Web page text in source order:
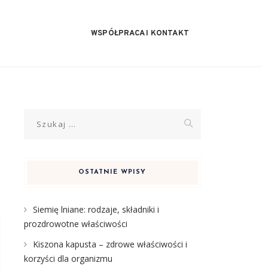
WSPÓŁPRACA I KONTAKT
OSTATNIE WPISY
Siemię lniane: rodzaje, składniki i
prozdrowotne właściwości
Kiszona kapusta – zdrowe właściwości i
korzyści dla organizmu